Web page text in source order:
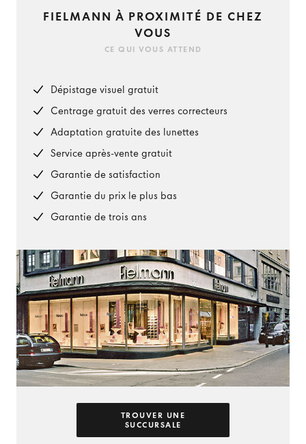
FIELMANN À PROXIMITÉ DE CHEZ
VOUS
CE QUI VOUS ATTEND
Dépistage visuel gratuit
Centrage gratuit des verres correcteurs
Adaptation gratuite des lunettes
Service après-vente gratuit
Garantie de satisfaction
Garantie du prix le plus bas
Garantie de trois ans
TROUVER UNE
SUCCURSALE